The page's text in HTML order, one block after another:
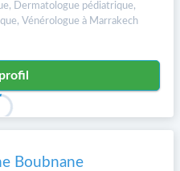
Dermatologue pédiatrique,
Vénérologue à Marrakech
Boubnane